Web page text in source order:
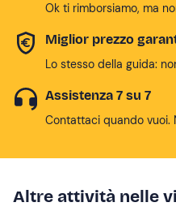
Ok ti rimborsiamo, ma
Miglior prezzo
Lo stesso della guida:
Assistenza 7 su 7
Contattaci quando vuoi.
Altre attività nelle